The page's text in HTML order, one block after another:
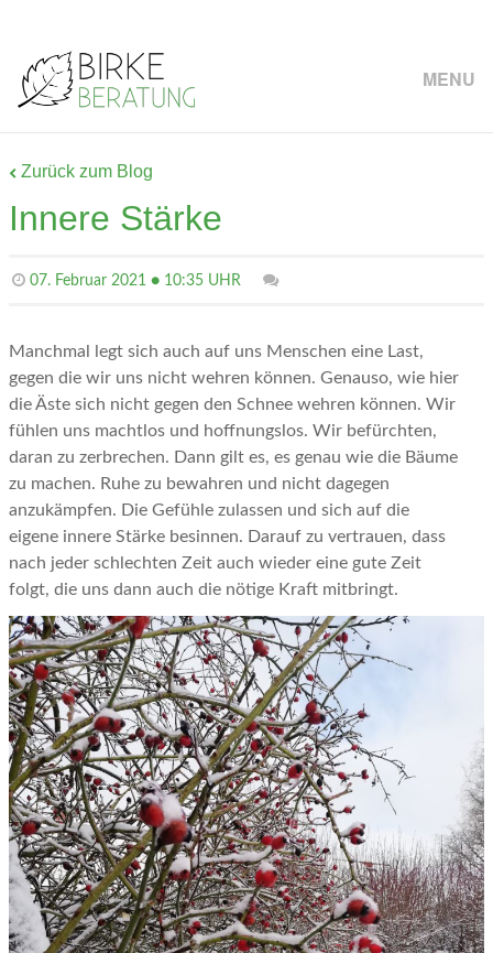
MENU
Zurück zum Blog
Innere Stärke
07. Februar 2021 ● 10:35 UHR
Manchmal legt sich auch auf uns Menschen eine Last,
gegen die wir uns nicht wehren können. Genauso, wie hier
die Äste sich nicht gegen den Schnee wehren können. Wir
fühlen uns machtlos und hoffnungslos. Wir befürchten,
daran zu zerbrechen. Dann gilt es, es genau wie die Bäume
zu machen. Ruhe zu bewahren und nicht dagegen
anzukämpfen. Die Gefühle zulassen und sich auf die
eigene innere Stärke besinnen. Darauf zu vertrauen, dass
nach jeder schlechten Zeit auch wieder eine gute Zeit
folgt, die uns dann auch die nötige Kraft mitbringt.